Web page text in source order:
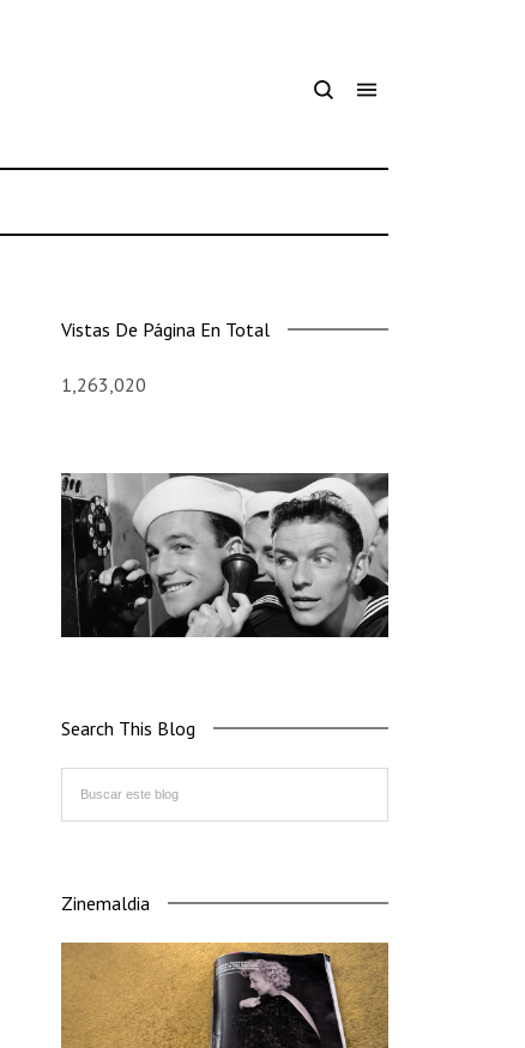
Vistas De Página En Total
1,263,020
Search This Blog
Zinemaldia